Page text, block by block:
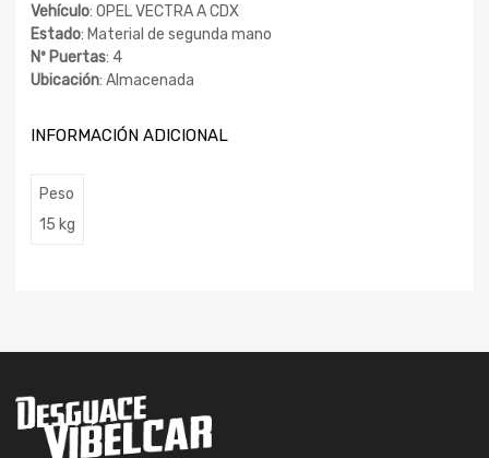
Vehículo: OPEL VECTRA A CDX
Estado: Material de segunda mano
Nº Puertas: 4
Ubicación: Almacenada
INFORMACIÓN ADICIONAL
Peso
15 kg